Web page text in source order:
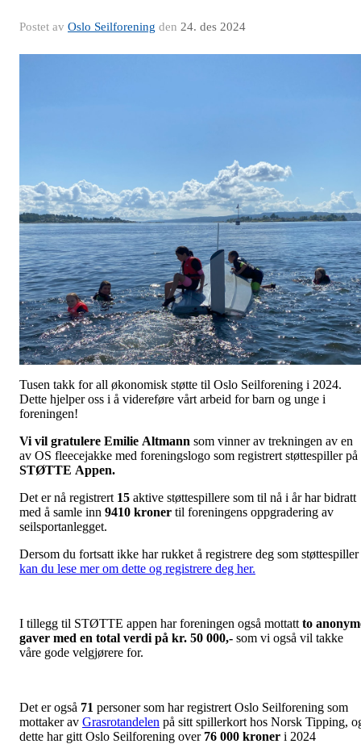
Postet av Oslo Seilforening den 24. des 2024
Tusen takk for all økonomisk støtte til Oslo Seilforening i 2024.
Dette hjelper oss i å videreføre vårt arbeid for barn og unge i
foreningen!
Vi vil gratulere Emilie Altmann som vinner av trekningen av en
av OS fleecejakke med foreningslogo som registrert støttespiller på
STØTTE Appen.
Det er nå registrert 15 aktive støttespillere som til nå i år har bidratt
med å samle inn 9410 kroner til foreningens oppgradering av
seilsportanlegget.
Dersom du fortsatt ikke har rukket å registrere deg som støttespiller
kan du lese mer om dette og registrere deg her.
I tillegg til STØTTE appen har foreningen også mottatt to
gaver med en total verdi på kr. 50 000,- som vi også vil takke
våre gode velgjørere for.
Det er også 71 personer som har registrert Oslo Seilforening som
mottaker av Grasrotandelen på sitt spillerkort hos Norsk Tipping,
dette har gitt Oslo Seilforening over 76 000 kroner i 2024